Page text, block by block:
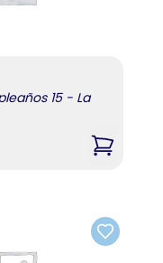
15 - La
,Combo
Add to